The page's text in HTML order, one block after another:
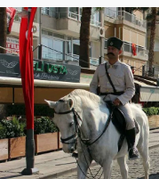
Otomobil
Oyun
Ramazan
Resmi İlanlar